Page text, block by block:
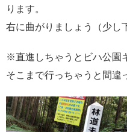
ります。
右に曲がりましょう（少し
※直進しちゃうとビハ公園
そこまで行っちゃうと間違